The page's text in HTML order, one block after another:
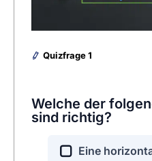
Quizfrage 1